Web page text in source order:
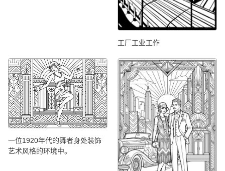
工厂工业工作
一位1920年代的舞者身处装饰
艺术风格的环境中。